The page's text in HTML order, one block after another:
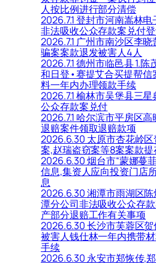
人按比例进行部分清偿
2026.7.1 登封市河南嵩林
非法吸收公众存款案兑付
2026.7.1 广州市南沙区李
骗案案款退发被害人4人
2026.7.1 德州市临邑县 1.陈
和日登•赛提艾合买提帮信
料一年内办理领款手续
2026.7.1 榆林市吴堡县三
公众存款案兑付
2026.7.1 哈尔滨市平房区高
退赔案件领取退赔款项
2026.6.30 太原市杏花岭
案,赵瑞盗窃案等8案案款
2026.6.30 烟台市“蒙娜蔓
信息,集资人应向投资门店
息
2026.6.30 湘潭市雨湖区
潭分公司非法吸收公众存
产部分退赔工作有关事项
2026.6.30 长沙市芙蓉区
被害人钱仕林一年内携带
手续
2026.6.30 永安市郑恢传,